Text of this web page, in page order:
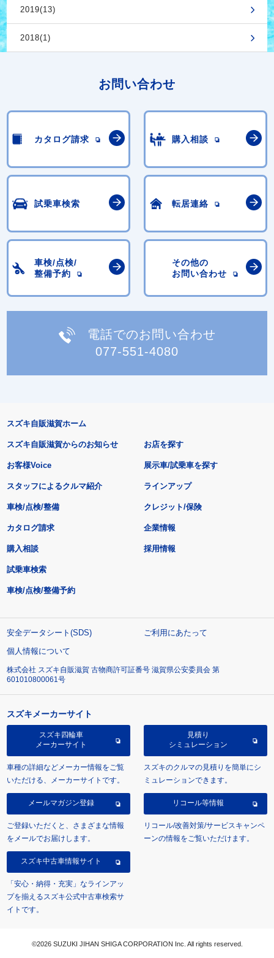
2019(13)
2018(1)
お問い合わせ
カタログ請求 購入相談
試乗車検索 転居連絡
車検/点検/
整備予約
その他の
お問い合わせ
電話でのお問い合わせ
077-551-4080
スズキ自販滋賀ホーム
スズキ自販滋賀からのお知らせ
お客様Voice
スタッフによるクルマ紹介
お店を探す
展示車/試乗車を探す
ラインアップ
車検/点検/整備 クレジット/保険
カタログ請求
購入相談
試乗車検索
車検/点検/整備予約
企業情報
採用情報
安全データシート(SDS)
ご利用にあたって
個人情報について
株式会社 スズキ自販滋賀 古物商許可証番号 滋賀県公安委員会 第
601010800061号
スズキメーカーサイト
スズキ四輪車
メーカーサイト
車種の詳細などメーカー情報をご覧
いただける、メーカーサイトです。
見積り
シミュレーション
スズキのクルマの見積りを簡単にシ
ミュレーションできます。
メールマガジン登録
ご登録いただくと、さまざまな情報
をメールでお届けします。
リコール等情報
リコール/改善対策/サービスキャンペ
ーンの情報をご覧いただけます。
スズキ中古車情報サイト
「安心・納得・充実」なラインアッ
プを揃えるスズキ公式中古車検索サ
イトです。
©2026 SUZUKI JIHAN SHIGA CORPORATION Inc. All rights reserved.